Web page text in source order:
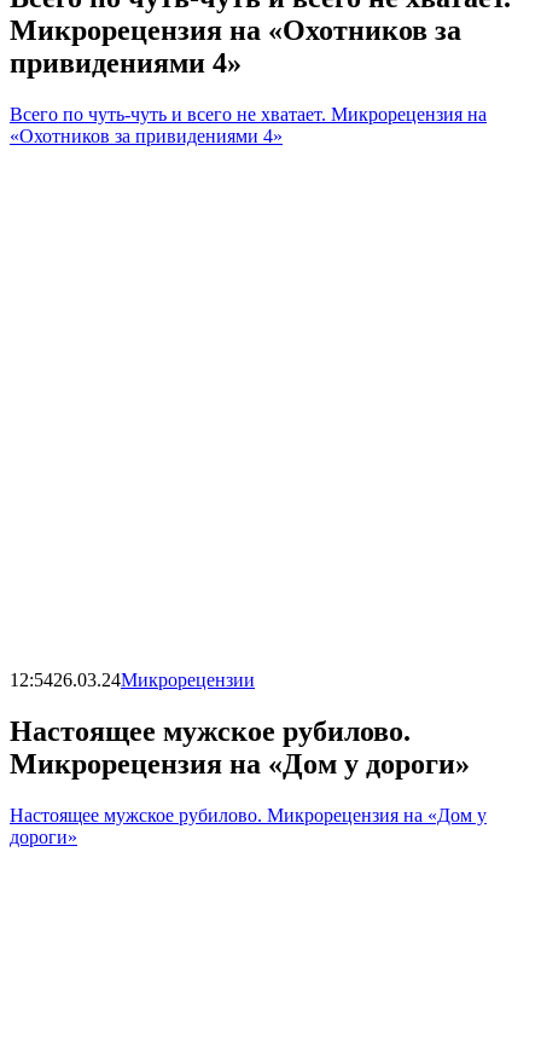
Микрорецензия на «Охотников за
привидениями 4»
Всего по чуть-чуть и всего не хватает. Микрорецензия на
«Охотников за привидениями 4»
12:5426.03.24Микрорецензии
Настоящее мужское рубилово.
Микрорецензия на «Дом у дороги»
Настоящее мужское рубилово. Микрорецензия на «Дом у
дороги»